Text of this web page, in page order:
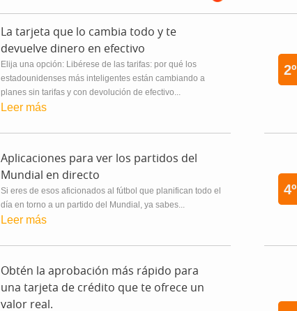
La tarjeta que lo cambia todo y te
devuelve dinero en efectivo
Elija una opción: Libérese de las tarifas: por qué los
estadounidenses más inteligentes están cambiando a
planes sin tarifas y con devolución de efectivo...
Leer más
2º
Aplicaciones para ver los partidos del
Mundial en directo
Si eres de esos aficionados al fútbol que planifican todo el
día en torno a un partido del Mundial, ya sabes...
Leer más
4º
Obtén la aprobación más rápido para
una tarjeta de crédito que te ofrece un
valor real.